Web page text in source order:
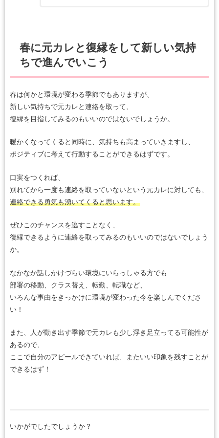
春に元カレと復縁をして新しい気持
ちで進んでいこう
春は何かと環境が変わる季節でもありますが、
新しい気持ちで元カレと連絡を取って、
復縁を目指してみるのもいいのではないでしょうか。
暖かくなってくると同時に、気持ちも高まっていきますし、
ポジティブに考えて行動することができるはずです。
口実をつくれば、
別れてから一度も連絡を取っていないという元カレに対しても、
連絡できる勇気も湧いてくると思います。
ぜひこのチャンスを逃すことなく、
復縁できるように連絡を取ってみるのもいいのではないでしょう
か。
なかなか話しかけづらい環境にいらっしゃる方でも
部署の移動、クラス替え、転勤、転職など、
いろんな事由をきっかけに環境が変わった今を楽しんでくださ
い！
また、人が動き出す季節で元カレも少し浮き足立ってる可能性が
あるので、
ここで自分のアピールできていれば、またいい印象を残すことが
できるはず！
いかがでしたでしょうか？